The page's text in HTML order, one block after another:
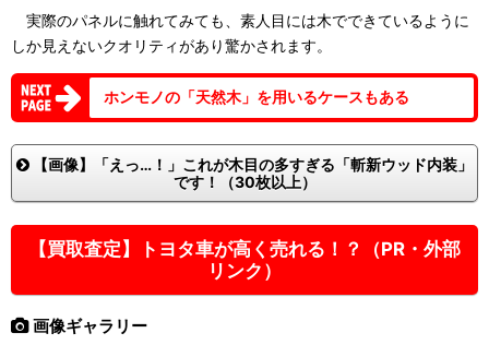
実際のパネルに触れてみても、素人目には木でできているように
しか見えないクオリティがあり驚かされます。
ホンモノの「天然木」を用いるケースもある
【画像】「えっ…！」これが木目の多すぎる「斬新ウッド内装」
です！（30枚以上）
【買取査定】トヨタ車が高く売れる！？（PR・外部
リンク）
画像ギャラリー